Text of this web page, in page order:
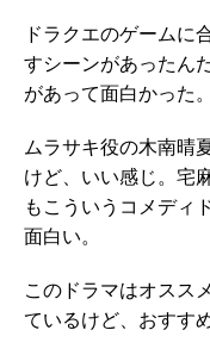
ドラクエのゲームに
すシーンがあったん
があって面白かった。
ムラサキ役の木南晴
けど、いい感じ。宅
もこういうコメディ
面白い。
このドラマはオスス
ているけど、おすすめ